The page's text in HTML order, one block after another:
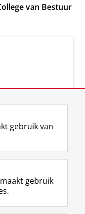
van Bestuur
R
S
-
f
I
n
t
Y
o
T
gebruik van
gebruik